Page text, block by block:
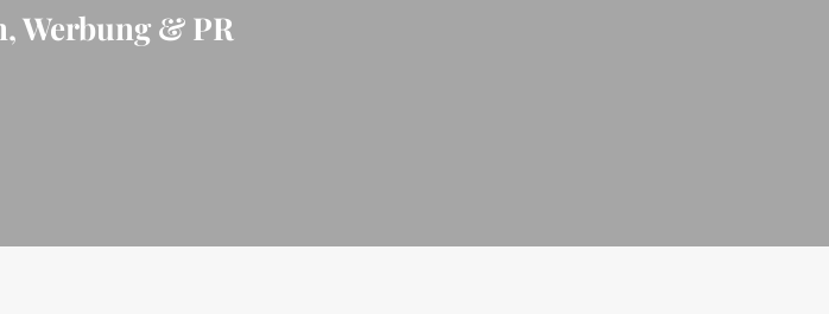
Werbung & PR